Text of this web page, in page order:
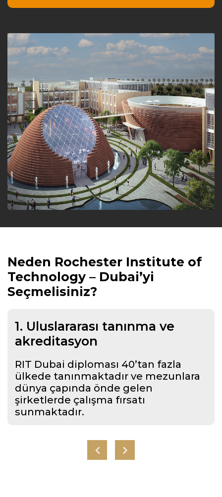
Neden Rochester Institute of
Technology – Dubai’yi
Seçmelisiniz?
1. Uluslararası tanınma ve
akreditasyon
RIT Dubai diploması 40’tan fazla
ülkede tanınmaktadır ve mezunlara
dünya çapında önde gelen
şirketlerde çalışma fırsatı
sunmaktadır.